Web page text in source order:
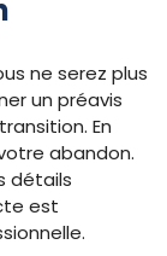
ne serez plus
un préavis
En
abandon.
détails
est